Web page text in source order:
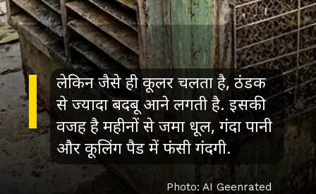
लेकिन जैसे ही कूलर चलता है, ठंडक
से ज्यादा बदबू आने लगती है. इसकी
वजह है महीनों से जमा धूल, गंदा पानी
और कूलिंग पैड में फंसी गंदगी.
Photo: AI Geenrated